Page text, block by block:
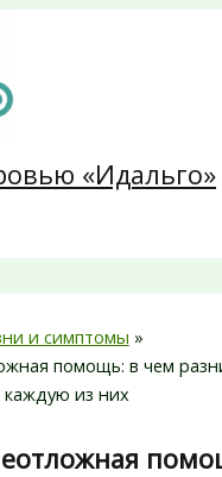
«Идальго»
и симптомы
помощь: в чем
каждую из них